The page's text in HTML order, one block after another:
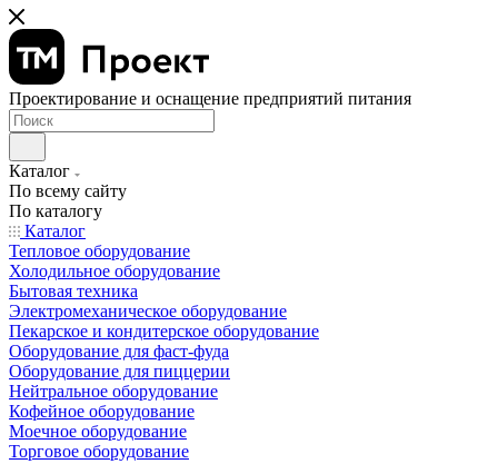
Проектирование и оснащение предприятий питания
Каталог
По всему сайту
По каталогу
Каталог
Тепловое оборудование
Холодильное оборудование
Бытовая техника
Электромеханическое оборудование
Пекарское и кондитерское оборудование
Оборудование для фаст-фуда
Оборудование для пиццерии
Нейтральное оборудование
Кофейное оборудование
Моечное оборудование
Торговое оборудование